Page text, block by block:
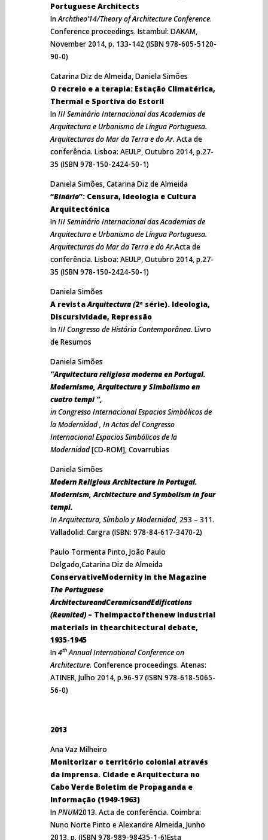
Portuguese Architects
InArchtheo’14/Theory of Architecture Conference.
Conference proceedings. Istambul: DAKAM,
November 2014, p. 133-142 (ISBN 978-605-5120-
90-0)
Catarina Diz de Almeida, Daniela Simões
O recreio e a terapia: Estação Climatérica,
Thermal e Sportiva do Estoril
InIII Seminário Internacional das Academias de
Arquitectura e Urbanismo de Língua Portuguesa.
Arquitecturas do Mar da Terra e do Ar. Acta de
conferência. Lisboa: AEULP, Outubro 2014, p.27-
35 (ISBN 978-150-2424-50-1)
Daniela Simões, Catarina Diz de Almeida
“Binário”: Censura, Ideologia e Cultura
Arquitectónica
InIII Seminário Internacional das Academias de
Arquitectura e Urbanismo de Língua Portuguesa.
Arquitecturas do Mar da Terra e do Ar.Acta de
conferência. Lisboa: AEULP, Outubro 2014, p.27-
35 (ISBN 978-150-2424-50-1)
Daniela Simões
A revistaArquitectura (2ª série). Ideologia,
Discursividade, Repressão
InIII Congresso de História Contemporânea. Livro
de Resumos
Daniela Simões
“Arquitectura religiosa moderna en Portugal.
Modernismo, Arquitectura y Simbolismo en
cuatro tempi “,
in Congresso Internacional Espacios Simbólicos de
la Modernidad , In Actas del Congresso
Internacional Espacios Simbólicos de la
Modernidad[CD-ROM], Covarrubias
Daniela Simões
Modern Religious Architecture in Portugal.
Modernism, Architecture and Symbolism in four
tempi.
In Arquitectura, Símbolo y Modernidad, 293 – 311.
Valladolid: Cargra (ISBN: 978-84-617-3470-2)
Paulo Tormenta Pinto, João Paulo
Delgado,Catarina Diz de Almeida
ConservativeModernity in the Magazine
The Portuguese
ArchitectureandCeramicsandEdifications
(Reunited)– Theimpactofthenew industrial
materials in thearchitectural debate,
1935-1945
In4thAnnual International Conference on
Architecture. Conference proceedings. Atenas:
ATINER, Julho 2014, p.96-97 (ISBN 978-618-5065-
56-0)
2013
Ana Vaz Milheiro
Monitorizar o território colonial através
da imprensa. Cidade e Arquitectura no
Cabo Verde Boletim de Propaganda e
Informação (1949-1963)
InPNUM2013. Acta de conferência. Coimbra:
Nuno Norte Pinto e Alexandre Almeida, Junho
2013, p. (ISBN 978-989-98435-1-6)Esta